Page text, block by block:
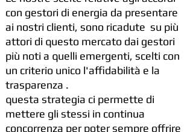
con gestori di energia da presentare
ai nostri clienti, sono ricadute su più
attori di questo mercato dai gestori
più noti a quelli emergenti, scelti con
un criterio unico l'affidabilità e la
trasparenza .
questa strategia ci permette di
mettere gli stessi in continua
concorrenza per poter sempre offrire